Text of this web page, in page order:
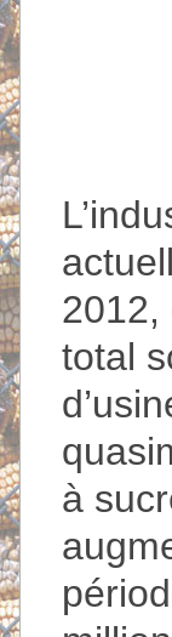
2012,
total
à